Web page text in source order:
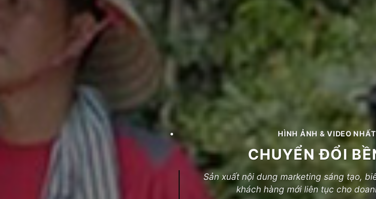
HÌNH ẢNH & VIDEO
CHUYỂN ĐỔI
Sản xuất nội dung marketing sáng tạo,
khách hàng mới liên tục cho